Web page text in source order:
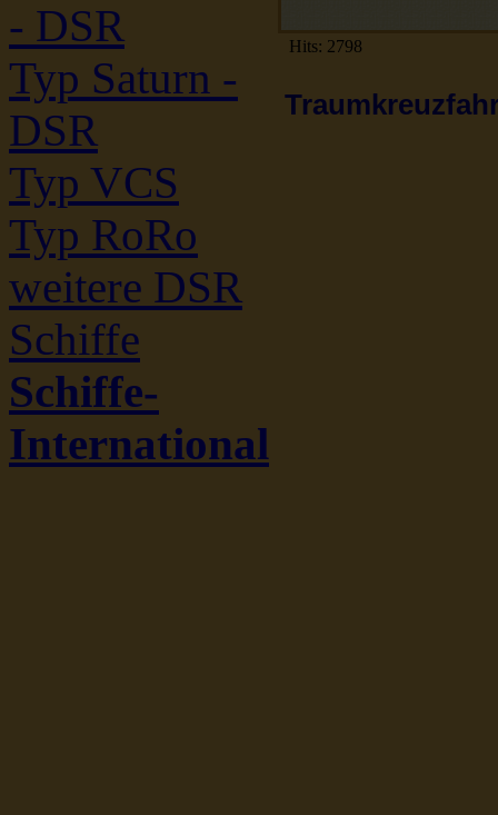
- DSR
Typ Saturn -
DSR
Typ VCS
Typ RoRo
weitere DSR
Schiffe
Schiffe-
International
Hits: 2798